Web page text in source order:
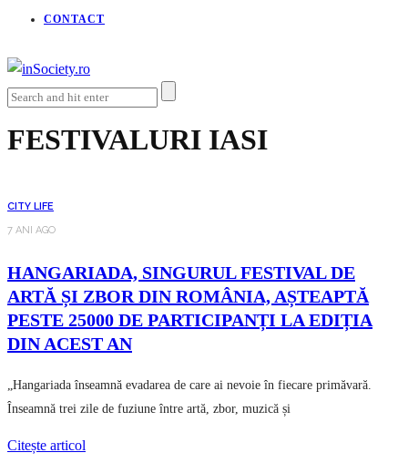
CONTACT
FESTIVALURI IASI
CITY LIFE
7 ANI AGO
HANGARIADA, SINGURUL FESTIVAL DE
ARTĂ ȘI ZBOR DIN ROMÂNIA, AȘTEAPTĂ
PESTE 25000 DE PARTICIPANȚI LA EDIȚIA
DIN ACEST AN
„Hangariada înseamnă evadarea de care ai nevoie în fiecare primăvară.
Înseamnă trei zile de fuziune între artă, zbor, muzică și
Citește articol